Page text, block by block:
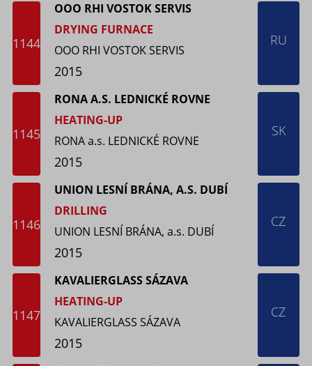
1144
OOO RHI VOSTOK SERVIS
DRYING FURNACE
OOO RHI VOSTOK SERVIS
2015
RU
1145
RONA A.S. LEDNICKÉ ROVNE
HEATING-UP
RONA a.s. LEDNICKÉ ROVNE
2015
SK
1146
UNION LESNÍ BRÁNA, A.S. DUBÍ
DRILLING
UNION LESNÍ BRÁNA, a.s. DUBÍ
2015
CZ
1147
KAVALIERGLASS SÁZAVA
HEATING-UP
KAVALIERGLASS SÁZAVA
2015
CZ